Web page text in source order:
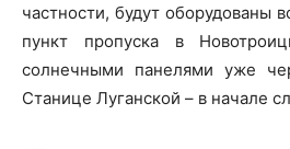
частности, будут оборудованы
пункт пропуска в
солнечными панелями уже
Станице Луганской – в начале